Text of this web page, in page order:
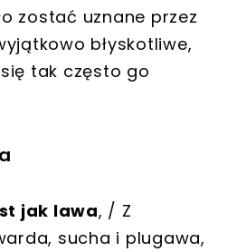
zostać uznane przez
błyskotliwe,
tak często go
jak lawa, / Z
sucha i plugawa,